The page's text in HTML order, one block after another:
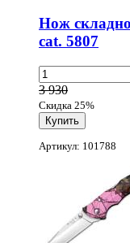
Нож
cat. 5807
3 930
Скидка 25%
Артикул: 101788